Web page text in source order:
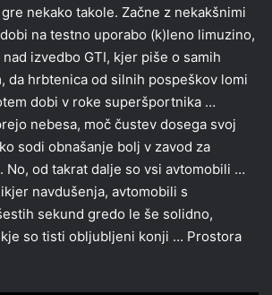
nekako takole. Začne z nekakšnimi
na testno uporabo (k)leno limuzino,
izvedbo GTI, kjer piše o samih
da hrbtenica od silnih pospeškov lomi
dobi v roke superšportnika …
nebesa, moč čustev dosega svoj
sodi obnašanje bolj v zavod za
No, od takrat dalje so vsi avtomobili …
navdušenja, avtomobili s
sekund gredo le še solidno,
so tisti obljubljeni konji … Prostora